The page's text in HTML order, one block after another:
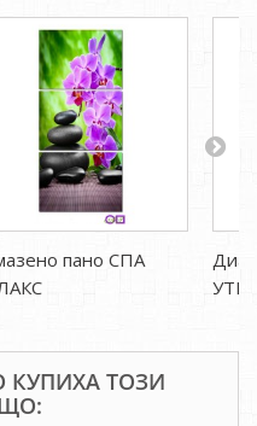
пано СПА
КУПИХА ТОЗИ